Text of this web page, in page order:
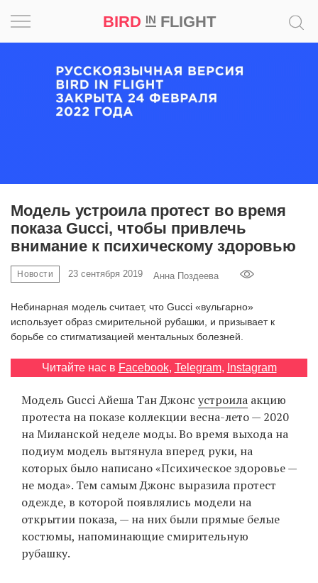
BIRD INFLIGHT
Модель устроила протест во время
показа Gucci, чтобы привлечь
внимание к психическому здоровью
Новости 23 сентября 2019 Анна Поздеева
Небинарная модель считает, что Gucci «вульгарно»
использует образ смирительной рубашки, и призывает к
борьбе со стигматизацией ментальных болезней.
Читайте нас в Facebook, Telegram, Instagram
Модель Gucci Айеша Тан Джонс устроила акцию
протеста на показе коллекции весна-лето — 2020
на Миланской неделе моды. Во время выхода на
подиум модель вытянула вперед руки, на
которых было написано «Психическое здоровье —
не мода». Тем самым Джонс выразила протест
одежде, в которой появлялись модели на
открытии показа, — на них были прямые белые
костюмы, напоминающие смирительную
рубашку.